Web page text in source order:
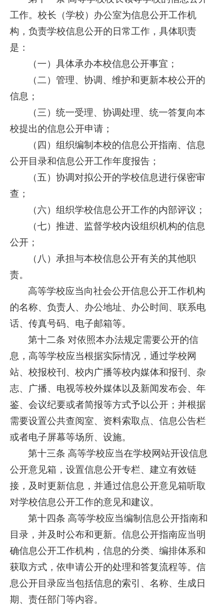
工作。校长（学校）办公室为信息公开工作机
构，负责学校信息公开的日常工作，具体职责
是：
（一）具体承办本校信息公开事宜；
（二）管理、协调、维护和更新本校公开的
信息；
（三）统一受理、协调处理、统一答复向本
校提出的信息公开申请；
（四）组织编制本校的信息公开指南、信息
公开目录和信息公开工作年度报告；
（五）协调对拟公开的学校信息进行保密审
查；
（六）组织学校信息公开工作的内部评议；
（七）推进、监督学校内设组织机构的信息
公开；
（八）承担与本校信息公开有关的其他职
责。
高等学校应当向社会公开信息公开工作机构
的名称、负责人、办公地址、办公时间、联系电
话、传真号码、电子邮箱等。
第十二条 对依照本办法规定需要公开的信
息，高等学校应当根据实际情况，通过学校网
站、校报校刊、校内广播等校内媒体和报刊、杂
志、广播、电视等校外媒体以及新闻发布会、年
鉴、会议纪要或者简报等方式予以公开；并根据
需要设置公共查阅室、资料索取点、信息公告栏
或者电子屏幕等场所、设施。
第十三条 高等学校应当在学校网站开设信息
公开意见箱，设置信息公开专栏、建立有效链
接，及时更新信息，并通过信息公开意见箱听取
对学校信息公开工作的意见和建议。
第十四条 高等学校应当编制信息公开指南和
目录，并及时公布和更新。信息公开指南应当明
确信息公开工作机构，信息的分类、编排体系和
获取方式，依申请公开的处理和答复流程等。信
息公开目录应当包括信息的索引、名称、生成日
期、责任部门等内容。